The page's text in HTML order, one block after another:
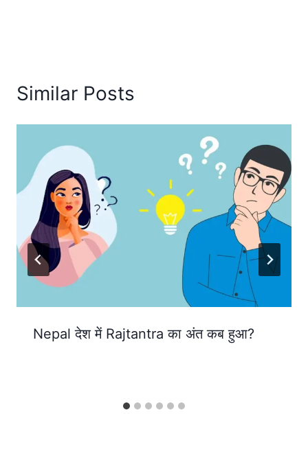
Similar Posts
Nepal देश में Rajtantra का अंत कब हुआ?